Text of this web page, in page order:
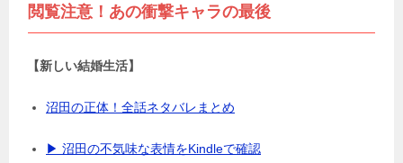
閲覧注意！あの衝撃キャラの最後
【新しい結婚生活】
沼田の正体！全話ネタバレまとめ
▶ 沼田の不気味な表情をKindleで確認